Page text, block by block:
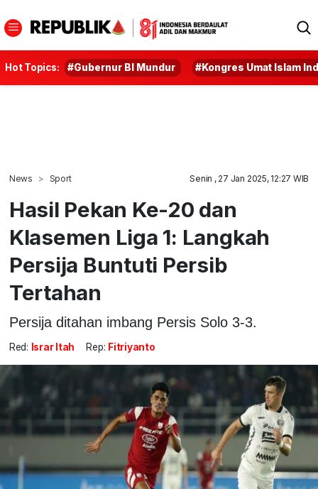
Hot Topics: #Gubernur BI Mundur #Kongres Umat Islam
News Sport Senin , 27 Jan 2025, 12:27 WIB
Hasil Pekan Ke-20 dan
Klasemen Liga 1: Langkah
Persija Buntuti Persib
Tertahan
Persija ditahan imbang Persis Solo 3-3.
Red: Israr Itah Rep: Fitriyanto